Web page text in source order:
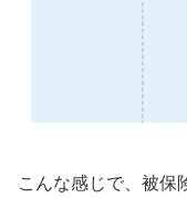
こんな感じで、被保